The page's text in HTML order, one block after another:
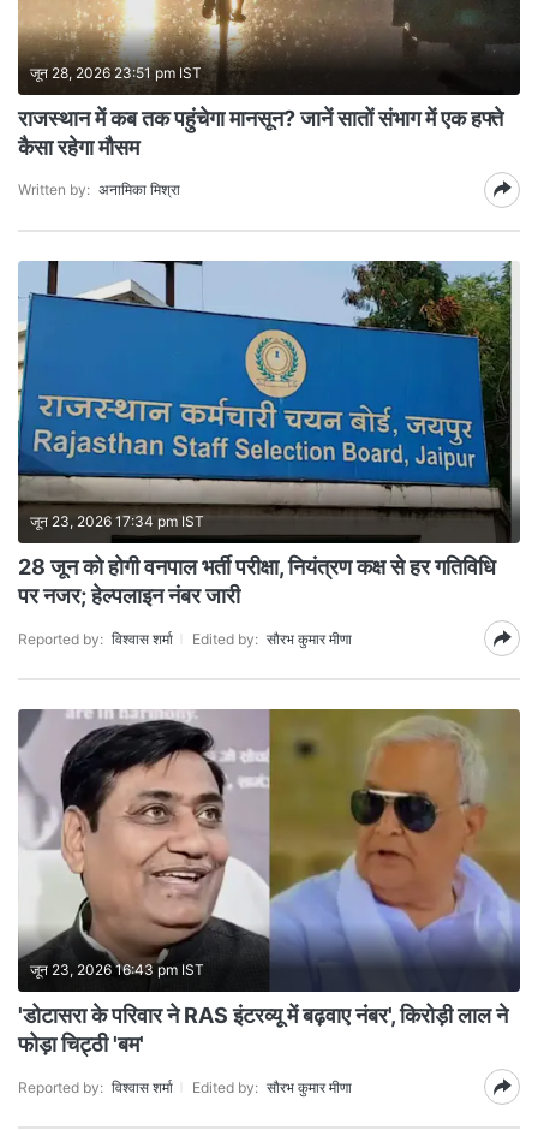
जून 28, 2026 23:51 pm IST
राजस्थान में कब तक पहुंचेगा मानसून? जानें सातों संभाग में एक हफ्ते
कैसा रहेगा मौसम
Written by: अनामिका मिश्रा
जून 23, 2026 17:34 pm IST
28 जून को होगी वनपाल भर्ती परीक्षा, नियंत्रण कक्ष से हर गतिविधि
पर नजर; हेल्पलाइन नंबर जारी
Reported by: विश्वास शर्मा Edited by: सौरभ कुमार मीणा
जून 23, 2026 16:43 pm IST
'डोटासरा के परिवार ने RAS इंटरव्यू में बढ़वाए नंबर', किरोड़ी लाल ने
फोड़ा चिट्ठी 'बम'
Reported by: विश्वास शर्मा Edited by: सौरभ कुमार मीणा